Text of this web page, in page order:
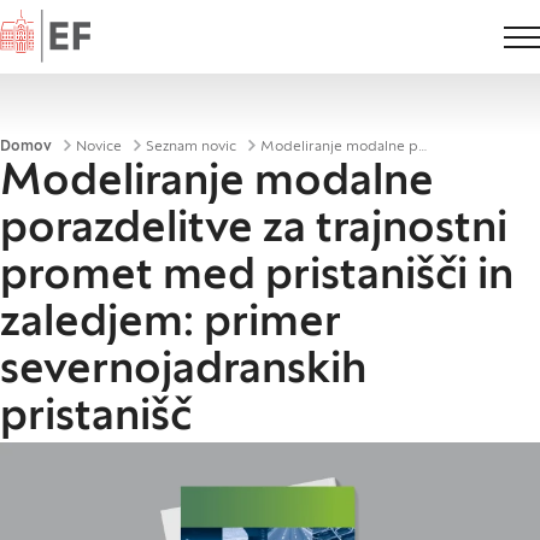
Domov
Drobtinice
Domov Novice Seznam novic Modeliranje modalne porazdelitve za trajnostni promet med pristanišči in zaledjem: primer severnojadranskih pristanišč
Modeliranje modalne
porazdelitve za trajnostni
promet med pristanišči in
zaledjem: primer
severnojadranskih
pristanišč